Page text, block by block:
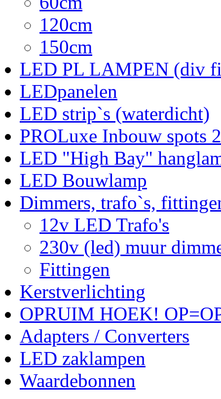
120cm
150cm
LED PL LAMPEN (div
LEDpanelen
LED strip`s (waterdicht)
PROLuxe Inbouw spots
LED "High Bay"
LED Bouwlamp
Dimmers, trafo`s,
12v LED Trafo's
230v (led) muur
Fittingen
Kerstverlichting
OPRUIM HOEK!
Adapters / Converters
LED zaklampen
Waardebonnen